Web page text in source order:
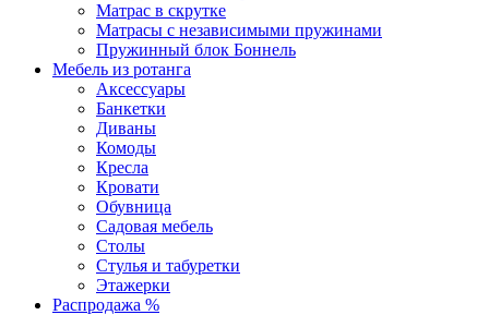
Матрас в скрутке
Матрасы с независимыми пружинами
Пружинный блок Боннель
Мебель из ротанга
Аксессуары
Банкетки
Диваны
Комоды
Кресла
Кровати
Обувница
Садовая мебель
Столы
Стулья и табуретки
Этажерки
Распродажа %